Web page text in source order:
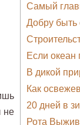
не
Самый
Добру быть
Если океан
В дикой
Как
20 дней в
Рота